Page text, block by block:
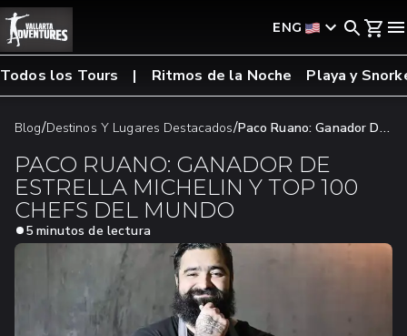
ENG
Todos los Tours Ritmos de la Noche Playa y
Blog/Destinos Y Lugares Destacados/Paco Ruano: Ganador De
PACO RUANO: GANADOR DE
ESTRELLA MICHELIN Y TOP 100
CHEFS DEL MUNDO
5 minutos de lectura